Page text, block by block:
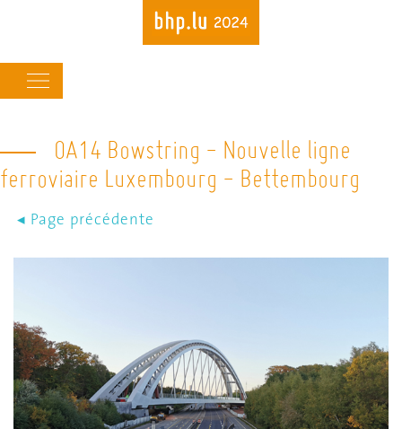
main
navigation
OA14 Bowstring - Nouvelle ligne
ferroviaire Luxembourg - Bettembourg